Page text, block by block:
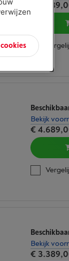
€
Bekijk
€
Bekijk
€